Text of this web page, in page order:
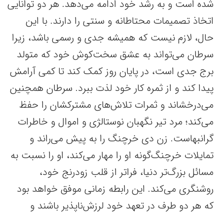
شده است و به رشد خود ادامه می‌دهد. هر دو توانایی
اتخاذ تصمیمات محتاطانه و سنتی را دارند. با این
حال، لازم نیست که همیشه جدی و رسمی باشد، زیرا
سرطان می‌تواند به عشق سخت‌کوش خود که متولد
برج جدی است، در پایان روز کمک کند تا کمی آرامش
پیدا کند و از ثمره کار خود لذت ببرد. سرطان همچنین
می‌درخشاند و ثمرات تلاش‌های مشترکشان را حفظ
می‌کند؛ مرد تیر نگهبان نوستالژی و اموال و خاطرات
گرانبهاست. زن دی خرچنگ را به پیش می‌راند و
تمایلات خرچنگ‌گونه او را مهار می‌کند، او را نسبت به
مسائل بزرگ‌تر دنیا، فراتر از قلب زودرنج خود،
روشنگری می‌کند. این رابطه زمانی موفق خواهد بود
که هر دو طرف در تعهد خود لرزش‌ناپذیر باشند و